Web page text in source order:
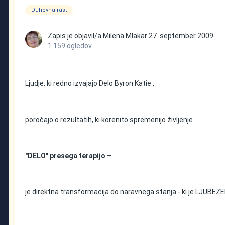
Duhovna rast
Zapis je objavil/a Milena Mlakar 27. september 2009
1.159 ogledov
Ljudje, ki redno izvajajo Delo Byron Katie ,
poročajo o rezultatih, ki korenito spremenijo življenje...
"DELO" presega terapijo –
je direktna transformacija do naravnega stanja - ki je